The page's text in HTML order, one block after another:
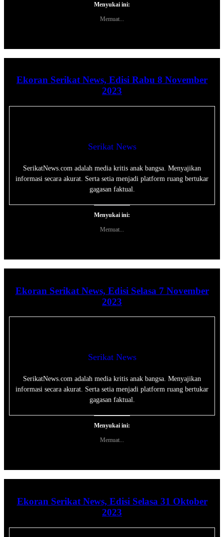
Menyukai ini:
Memuat...
Ekoran Serikat News, Edisi Rabu 8 November
2023
Serikat News
SerikatNews.com adalah media kritis anak bangsa. Menyajikan
informasi secara akurat. Serta setia menjadi platform ruang bertukar
gagasan faktual.
Menyukai ini:
Memuat...
Ekoran Serikat News, Edisi Selasa 7 November
2023
Serikat News
SerikatNews.com adalah media kritis anak bangsa. Menyajikan
informasi secara akurat. Serta setia menjadi platform ruang bertukar
gagasan faktual.
Menyukai ini:
Memuat...
Ekoran Serikat News, Edisi Selasa 31 Oktober
2023